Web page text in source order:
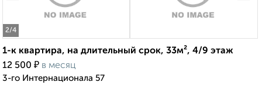
2/4
1-к квартира, на длительный срок, 33м², 4/9 этаж
12 500 ₽ в месяц
3-го Интернационала 57